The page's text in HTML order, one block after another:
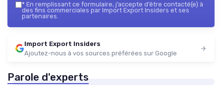
* En remplissant ce formulaire, j’accepte d’être contacté(e) à
des fins commerciales par Import Export Insiders et ses
partenaires.
Import Export Insiders
Ajoutez-nous à vos sources préférées sur Google
Parole d'experts